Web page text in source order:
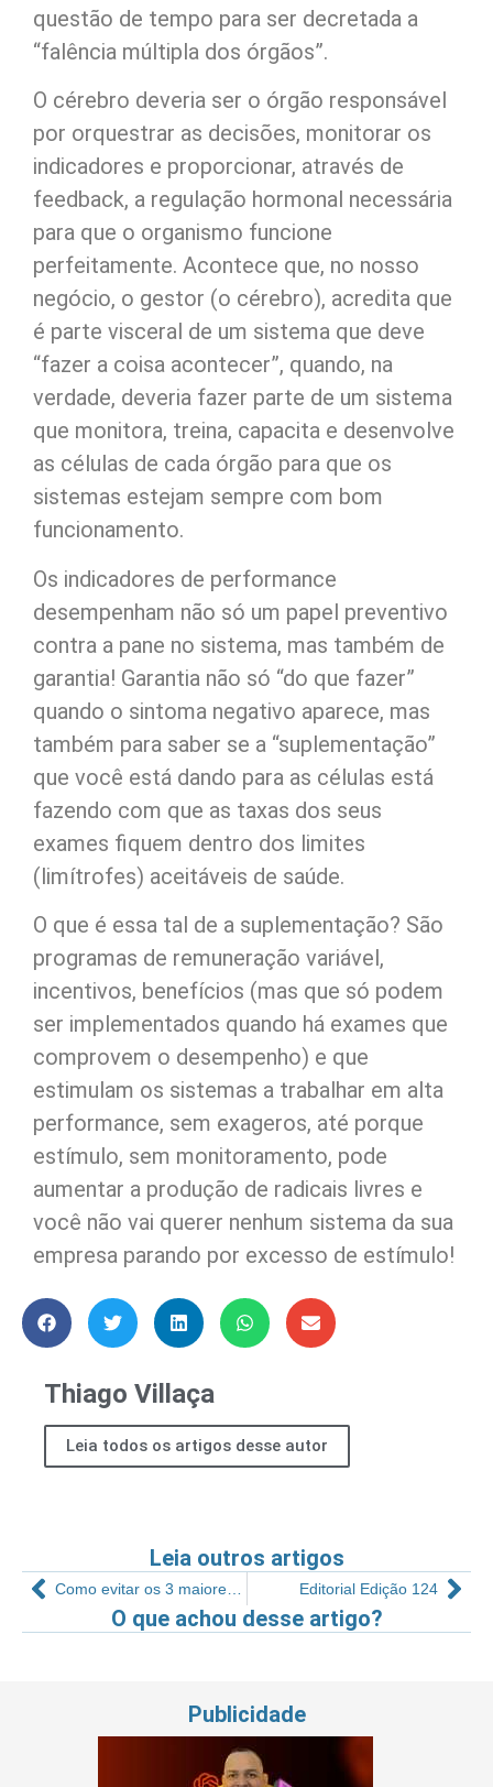
questão de tempo para ser decretada a
“falência múltipla dos órgãos”.
O cérebro deveria ser o órgão responsável
por orquestrar as decisões, monitorar os
indicadores e proporcionar, através de
feedback, a regulação hormonal necessária
para que o organismo funcione
perfeitamente. Acontece que, no nosso
negócio, o gestor (o cérebro), acredita que
é parte visceral de um sistema que deve
“fazer a coisa acontecer”, quando, na
verdade, deveria fazer parte de um sistema
que monitora, treina, capacita e desenvolve
as células de cada órgão para que os
sistemas estejam sempre com bom
funcionamento.
Os indicadores de performance
desempenham não só um papel preventivo
contra a pane no sistema, mas também de
garantia! Garantia não só “do que fazer”
quando o sintoma negativo aparece, mas
também para saber se a “suplementação”
que você está dando para as células está
fazendo com que as taxas dos seus
exames fiquem dentro dos limites
(limítrofes) aceitáveis de saúde.
O que é essa tal de a suplementação? São
programas de remuneração variável,
incentivos, benefícios (mas que só podem
ser implementados quando há exames que
comprovem o desempenho) e que
estimulam os sistemas a trabalhar em alta
performance, sem exageros, até porque
estímulo, sem monitoramento, pode
aumentar a produção de radicais livres e
você não vai querer nenhum sistema da sua
empresa parando por excesso de estímulo!
Thiago Villaça
Leia todos os artigos desse autor
Leia outros artigos
Editorial Edição 124
O que achou desse artigo?
Publicidade